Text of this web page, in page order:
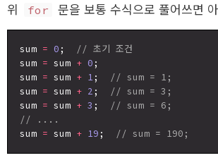
위
for 문을 보통 수식으로 풀어쓰면
sum = 0 ;
// 초기 조건
sum = sum + 0 ;
sum = sum + 1;
// sum = 1;
sum = sum + 2 ;
// sum = 3;
sum = sum + 3 ;
// sum = 6;
// ....
sum = sum + 19 ; // sum = 190;